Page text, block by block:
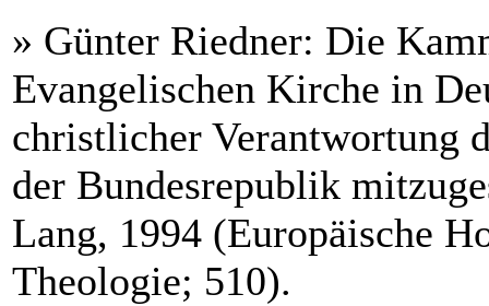
» Günter Riedner: Die
Evangelischen Kirche in
christlicher Verantwortung
der Bundesrepublik
Lang, 1994 (Europäische
Theologie; 510).